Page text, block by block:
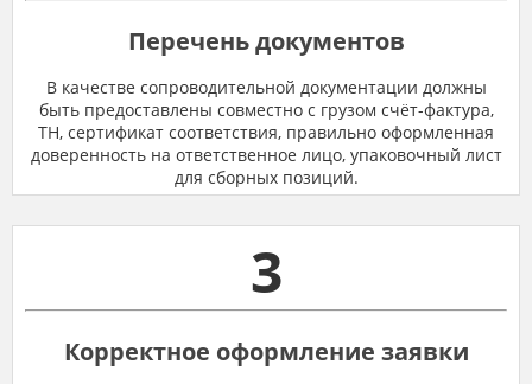
Перечень документов
В качестве сопроводительной документации должны
быть предоставлены совместно с грузом счёт-фактура,
ТН, сертификат соответствия, правильно оформленная
доверенность на ответственное лицо, упаковочный лист
для сборных позиций.
3
Корректное оформление заявки